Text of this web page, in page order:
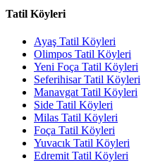
Tatil Köyleri
Ayaş Tatil Köyleri
Olimpos Tatil Köyleri
Yeni Foça Tatil Köyleri
Seferihisar Tatil Köyleri
Manavgat Tatil Köyleri
Side Tatil Köyleri
Milas Tatil Köyleri
Foça Tatil Köyleri
Yuvacık Tatil Köyleri
Edremit Tatil Köyleri